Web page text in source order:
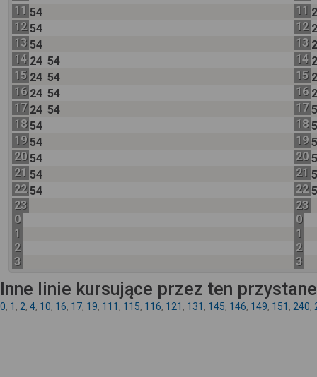
11 54
12 54
13 54
14 24 54
15 24 54
16 24 54
17 24 54
18 54
19 54
20 54
21 54
22 54
23
0
1
2
3
11
12
13
14
15
16
17
18
19
20
21
22
23
0
1
2
3
Inne linie kursujące przez ten
0, 1 , 2, 4, 10, 16, 17, 19, 111 , 115, 116, 121 , 131 , 145, 146, 149, 151 , 240,